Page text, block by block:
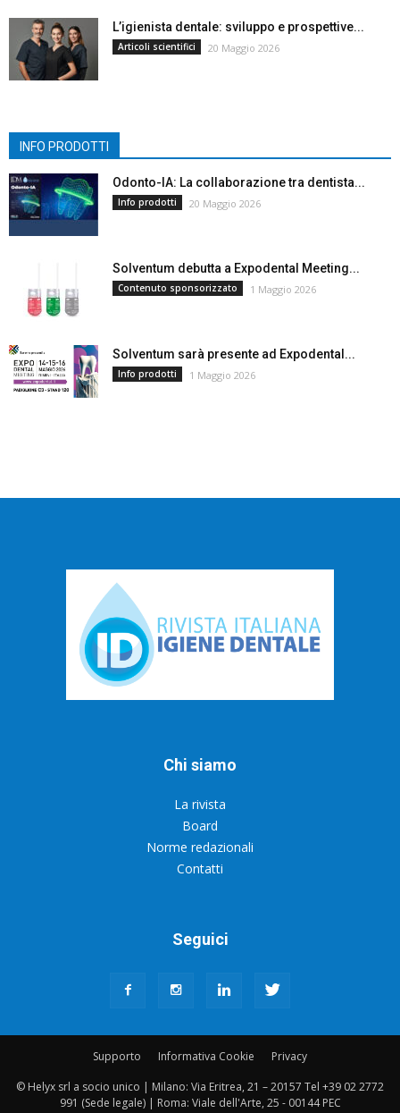
L’igienista dentale: sviluppo e prospettive...
Articoli scientifici 20 Maggio 2026
INFO PRODOTTI
Odonto-IA: La collaborazione tra dentista...
Info prodotti 20 Maggio 2026
Solventum debutta a Expodental Meeting...
Contenuto sponsorizzato 1 Maggio 2026
Solventum sarà presente ad Expodental...
Info prodotti 1 Maggio 2026
Chi siamo
La rivista
Board
Norme redazionali
Contatti
Seguici
Supporto Informativa Cookie
Privacy
© Helyx srl a socio unico | Milano: Via Eritrea, 21 – 20157 Tel +39 02 2772
991 (Sede legale) | Roma: Viale dell'Arte, 25 - 00144 PEC